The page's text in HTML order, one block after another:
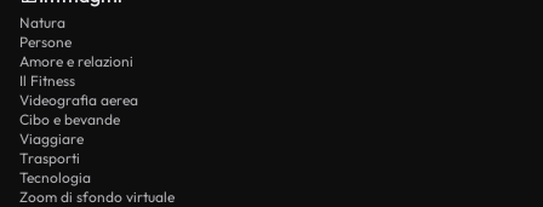
Natura
Persone
Amore e relazioni
Il Fitness
Videografia aerea
Cibo e bevande
Viaggiare
Trasporti
Tecnologia
Zoom di sfondo virtuale